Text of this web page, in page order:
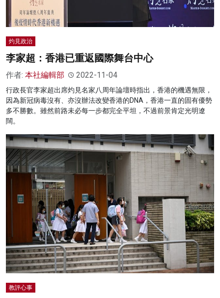
灼見政治
李家超：香港已重返國際舞台中心
作者: 本社編輯部 2022-11-04
行政長官李家超出席灼見名家八周年論壇時指出，香港的機遇無限，
因為新冠病毒沒有、亦沒辦法改變香港的DNA，香港一直的固有優勢
多不勝數。雖然前路未必每一步都完全平坦，不過前景肯定光明遼
闊。
教評心事